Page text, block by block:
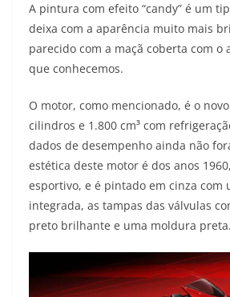
A pintura com efeito “candy” é um
deixa com a aparência muito mais
parecido com a maçã coberta com o
que conhecemos.
O motor, como mencionado, é o
cilindros e 1.800 cm³ com
dados de desempenho ainda não
estética deste motor é dos anos
esportivo, e é pintado em cinza com
integrada, as tampas das válvulas
preto brilhante e uma moldura preta.